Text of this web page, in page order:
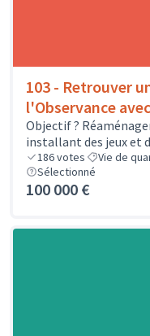
103 - Retrouver
l'Observance
Objectif ?
installant des jeux et
186votes Vie de
Sélectionné
100 000 €